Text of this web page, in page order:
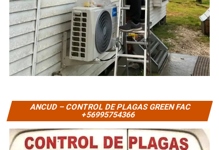
ANCUD – CONTROL DE PLAGAS GREEN FAC
+56995754366